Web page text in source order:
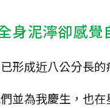
身泥濘卻感覺
形成近八公分長
並為我慶生，也